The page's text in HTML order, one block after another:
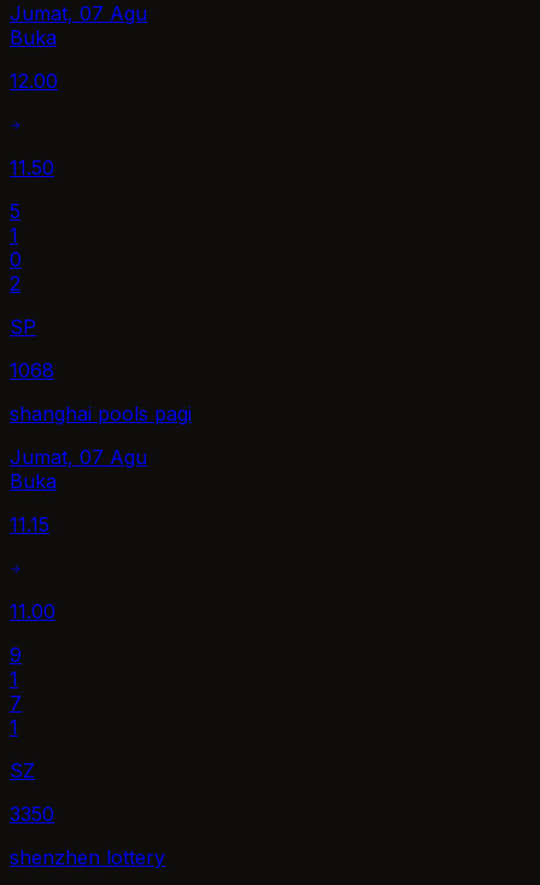
Jumat, 07 Agu
Buka
12.00
11.50
5
1
0
2
SP
1068
shanghai pools pagi
Jumat, 07 Agu
Buka
11.15
11.00
9
1
7
1
SZ
3350
shenzhen lottery